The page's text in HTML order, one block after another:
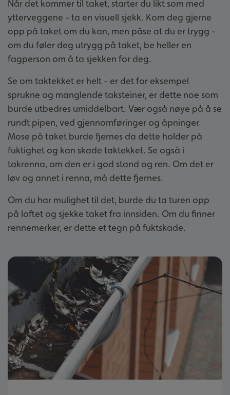
Når det kommer til taket, starter du likt som med
ytterveggene - ta en visuell sjekk. Kom deg gjerne
opp på taket om du kan, men påse at du er trygg -
om du føler deg utrygg på taket, be heller en
fagperson om å ta sjekken for deg.
Se om taktekket er helt - er det for eksempel
sprukne og manglende taksteiner, er dette noe som
burde utbedres umiddelbart. Vær også nøye på å se
rundt pipen, ved gjennomføringer og åpninger.
Mose på taket burde fjernes da dette holder på
fuktighet og kan skade taktekket. Se også i
takrenna, om den er i god stand og ren. Om det er
løv og annet i renna, må dette fjernes.
Om du har mulighet til det, burde du ta turen opp
på loftet og sjekke taket fra innsiden. Om du finner
rennemerker, er dette et tegn på fuktskade.